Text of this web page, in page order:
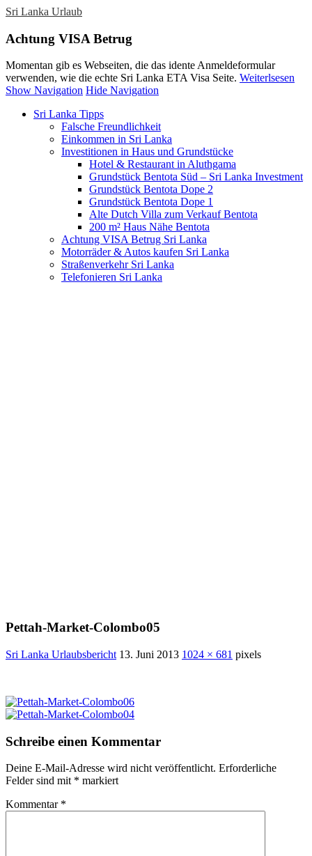
Sri Lanka Urlaub
Achtung VISA Betrug
Momentan gib es Webseiten, die das idente Anmeldeformular
verwenden, wie die echte Sri Lanka ETA Visa Seite. Weiterlsesen
Show Navigation Hide Navigation
Sri Lanka Tipps
Falsche Freundlichkeit
Einkommen in Sri Lanka
Investitionen in Haus und Grundstücke
Hotel & Restaurant in Aluthgama
Grundstück Bentota Süd – Sri Lanka Investment
Grundstück Bentota Dope 2
Grundstück Bentota Dope 1
Alte Dutch Villa zum Verkauf Bentota
200 m² Haus Nähe Bentota
Achtung VISA Betrug Sri Lanka
Motorräder & Autos kaufen Sri Lanka
Straßenverkehr Sri Lanka
Telefonieren Sri Lanka
Pettah-Market-Colombo05
Sri Lanka Urlaubsbericht 13. Juni 2013 1024 × 681 pixels
Schreibe einen Kommentar
Deine E-Mail-Adresse wird nicht veröffentlicht. Erforderliche
Felder sind mit * markiert
Kommentar *